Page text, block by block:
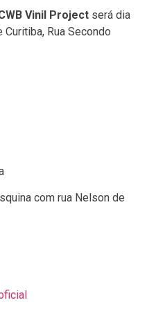
Vinil Project será dia
Rua Secondo
com rua Nelson de